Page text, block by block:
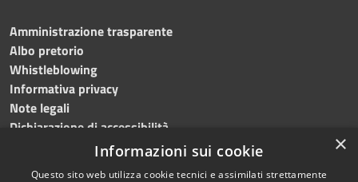
Amministrazione trasparente
Albo pretorio
Whistleblowing
Informativa privacy
Note legali
Dichiarazione di accessibilità
×
Informazioni sui cookie
Questo sito web utilizza cookie tecnici e assimilati strettamente